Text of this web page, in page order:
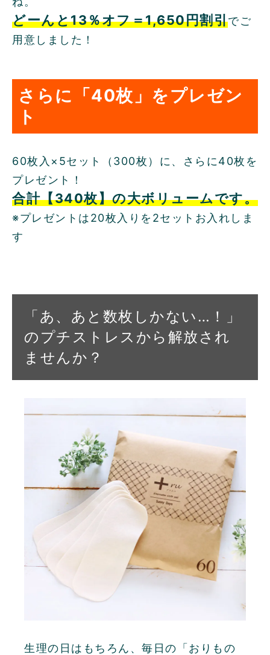
どーんと13％オフ＝1,650円割引でご
用意しました！
さらに「40枚」をプレゼン
ト
60枚入×5セット（300枚）に、さらに40枚を
プレゼント！
合計【340枚】の大ボリュームです。
※プレゼントは20枚入りを2セットお入れしま
す
「あ、あと数枚しかない…！」
のプチストレスから解放され
ませんか？
生理の日はもちろん、毎日の「おりもの